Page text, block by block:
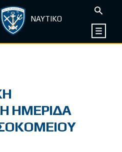
ΝΑΥΤΙΚΟ
ΗΜΕΡΙΔΑ